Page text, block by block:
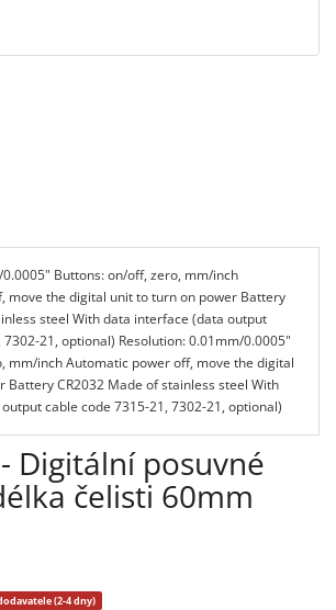
Buttons: on/off, zero, mm/inch
move the digital unit to turn on power Battery
steel With data interface (data output
21, optional) Resolution: 0.01mm/0.0005"
mm/inch Automatic power off, move the digital
Battery CR2032 Made of stainless steel With
cable code 7315-21, 7302-21, optional)
Digitální posuvné
čelisti 60mm
(2-4 dny)